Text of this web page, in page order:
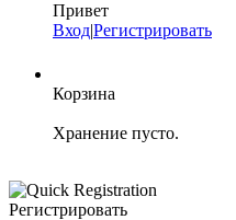
Привет
Вход|Регистрировать
Корзина
Хранение пусто.
Регистрировать